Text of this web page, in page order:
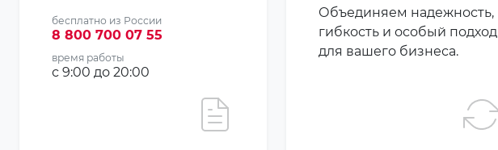
бесплатно из России
8 800 700 07 55
время работы
с 9:00 до 20:00
Объединяем надежность,
гибкость и особый подход
для вашего бизнеса.